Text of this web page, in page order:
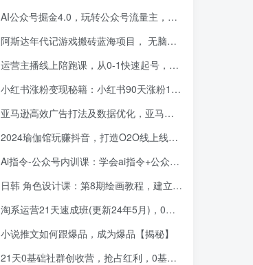
AI公众号掘金4.0，玩转公众号流量主，快速生成原创文章，可矩阵【揭秘】
阿斯达年代记游戏搬砖蓝海项目， 无脑搬砖日入一两张【揭秘】
运营主播线上陪跑课，从0-1快速起号，猴帝1600线上课(更新24年5月)
小红书涨粉变现秘籍：小红书90天涨粉18W，1周涨粉破万，半年矩阵号粉丝破百万
亚马逊高效广告打法及数据优化，亚马逊高阶广告打法课
2024瑜伽馆玩赚抖音，打造O2O线上线下超级门店
Ai指令-公众号内训课：学会ai指令+公众号的底层逻辑（7节课）
日韩 角色设计课：第8期绘画教程，建立适合自己的设计体系（38节课）
淘系运营21天速成班(更新24年5月)，0基础轻松搞定淘系运营，不做假把式
小说推文如何跟爆品，成为爆品【揭秘】
21天0基础社群创收营，抢占红利，0基础解锁第二职业